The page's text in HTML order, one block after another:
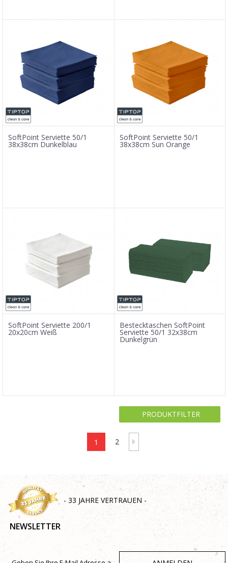
SoftPoint Serviette 50/1
38x38cm Dunkelblau
SoftPoint Serviette 50/1
38x38cm Sun Orange
SoftPoint Serviette 200/1
20x20cm Weiß
Bestecktaschen SoftPoint
Serviette 50/1 32x38cm
Dunkelgrün
PRODUKTFILTER
1 2
- 33 JAHRE VERTRAUEN -
NEWSLETTER